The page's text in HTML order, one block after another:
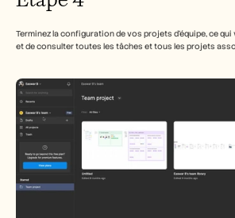
Terminez la configuration de vos projets d'équipe, ce
et de consulter toutes les tâches et tous les projets